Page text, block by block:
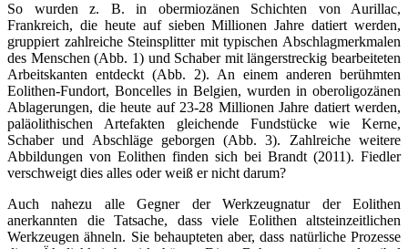
So wurden z. B. in obermiozänen Schichten von Aurillac,
Frankreich, die heute auf sieben Millionen Jahre datiert werden,
gruppiert zahlreiche Steinsplitter mit typischen Abschlagmerkmalen
des Menschen (Abb. 1) und Schaber mit längerstreckig bearbeiteten
Arbeitskanten entdeckt (Abb. 2). An einem anderen berühmten
Eolithen-Fundort, Boncelles in Belgien, wurden in oberoligozänen
Ablagerungen, die heute auf 23-28 Millionen Jahre datiert werden,
paläolithischen Artefakten gleichende Fundstücke wie Kerne,
Schaber und Abschläge geborgen (Abb. 3). Zahlreiche weitere
Abbildungen von Eolithen finden sich bei Brandt (2011). Fiedler
verschweigt dies alles oder weiß er nicht darum?
Auch nahezu alle Gegner der Werkzeugnatur der Eolithen
anerkannten die Tatsache, dass viele Eolithen altsteinzeitlichen
Werkzeugen ähneln. Sie behaupteten aber, dass natürliche Prozesse